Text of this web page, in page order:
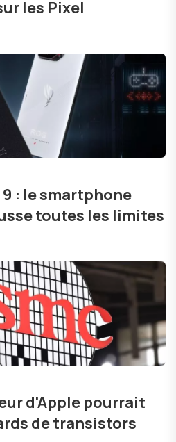
les Pixel
9 : le smartphone
toutes les limites
d'Apple pourrait
de transistors